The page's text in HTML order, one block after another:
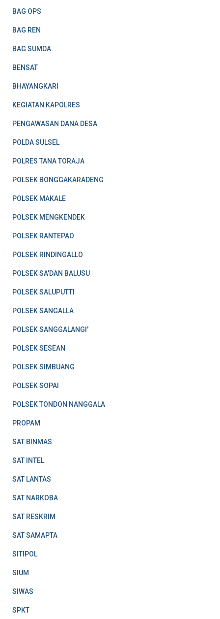
BAG OPS
BAG REN
BAG SUMDA
BENSAT
BHAYANGKARI
KEGIATAN KAPOLRES
PENGAWASAN DANA DESA
POLDA SULSEL
POLRES TANA TORAJA
POLSEK BONGGAKARADENG
POLSEK MAKALE
POLSEK MENGKENDEK
POLSEK RANTEPAO
POLSEK RINDINGALLO
POLSEK SA'DAN BALUSU
POLSEK SALUPUTTI
POLSEK SANGALLA
POLSEK SANGGALANGI'
POLSEK SESEAN
POLSEK SIMBUANG
POLSEK SOPAI
POLSEK TONDON NANGGALA
PROPAM
SAT BINMAS
SAT INTEL
SAT LANTAS
SAT NARKOBA
SAT RESKRIM
SAT SAMAPTA
SITIPOL
SIUM
SIWAS
SPKT